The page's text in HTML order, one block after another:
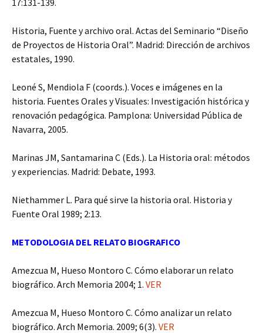
17:131-139.
Historia, Fuente y archivo oral. Actas del Seminario “Diseño
de Proyectos de Historia Oral”. Madrid: Dirección de archivos
estatales, 1990.
Leoné S, Mendiola F (coords.). Voces e imágenes en la
historia. Fuentes Orales y Visuales: Investigación histórica y
renovación pedagógica. Pamplona: Universidad Pública de
Navarra, 2005.
Marinas JM, Santamarina C (Eds.). La Historia oral: métodos
y experiencias. Madrid: Debate, 1993.
Niethammer L. Para qué sirve la historia oral. Historia y
Fuente Oral 1989; 2:13.
METODOLOGIA DEL RELATO BIOGRAFICO
Amezcua M, Hueso Montoro C. Cómo elaborar un relato
biográfico. Arch Memoria 2004; 1. VER
Amezcua M, Hueso Montoro C. Cómo analizar un relato
biográfico. Arch Memoria. 2009; 6(3). VER